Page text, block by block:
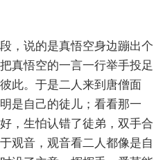
，说的是真悟空身边蹦出个
真悟空的一言一行举手投足
此。于是二人来到唐僧面
是自己的徒儿；看看那一
，生怕认错了徒弟，双手合
观音，观音看二人都像是自